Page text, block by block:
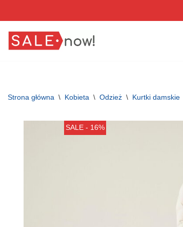
do
Strona główna \ Kobieta \ Odzież \ Kurtki damskie
SALE - 16%